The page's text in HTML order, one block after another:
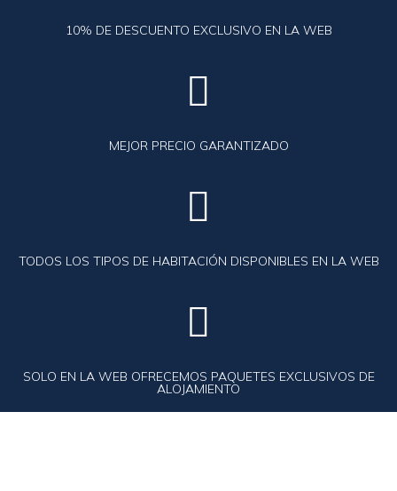
10% DE DESCUENTO EXCLUSIVO EN LA WEB

MEJOR PRECIO GARANTIZADO

TODOS LOS TIPOS DE HABITACIÓN DISPONIBLES EN LA WEB

SOLO EN LA WEB OFRECEMOS PAQUETES EXCLUSIVOS DE
ALOJAMIENTO